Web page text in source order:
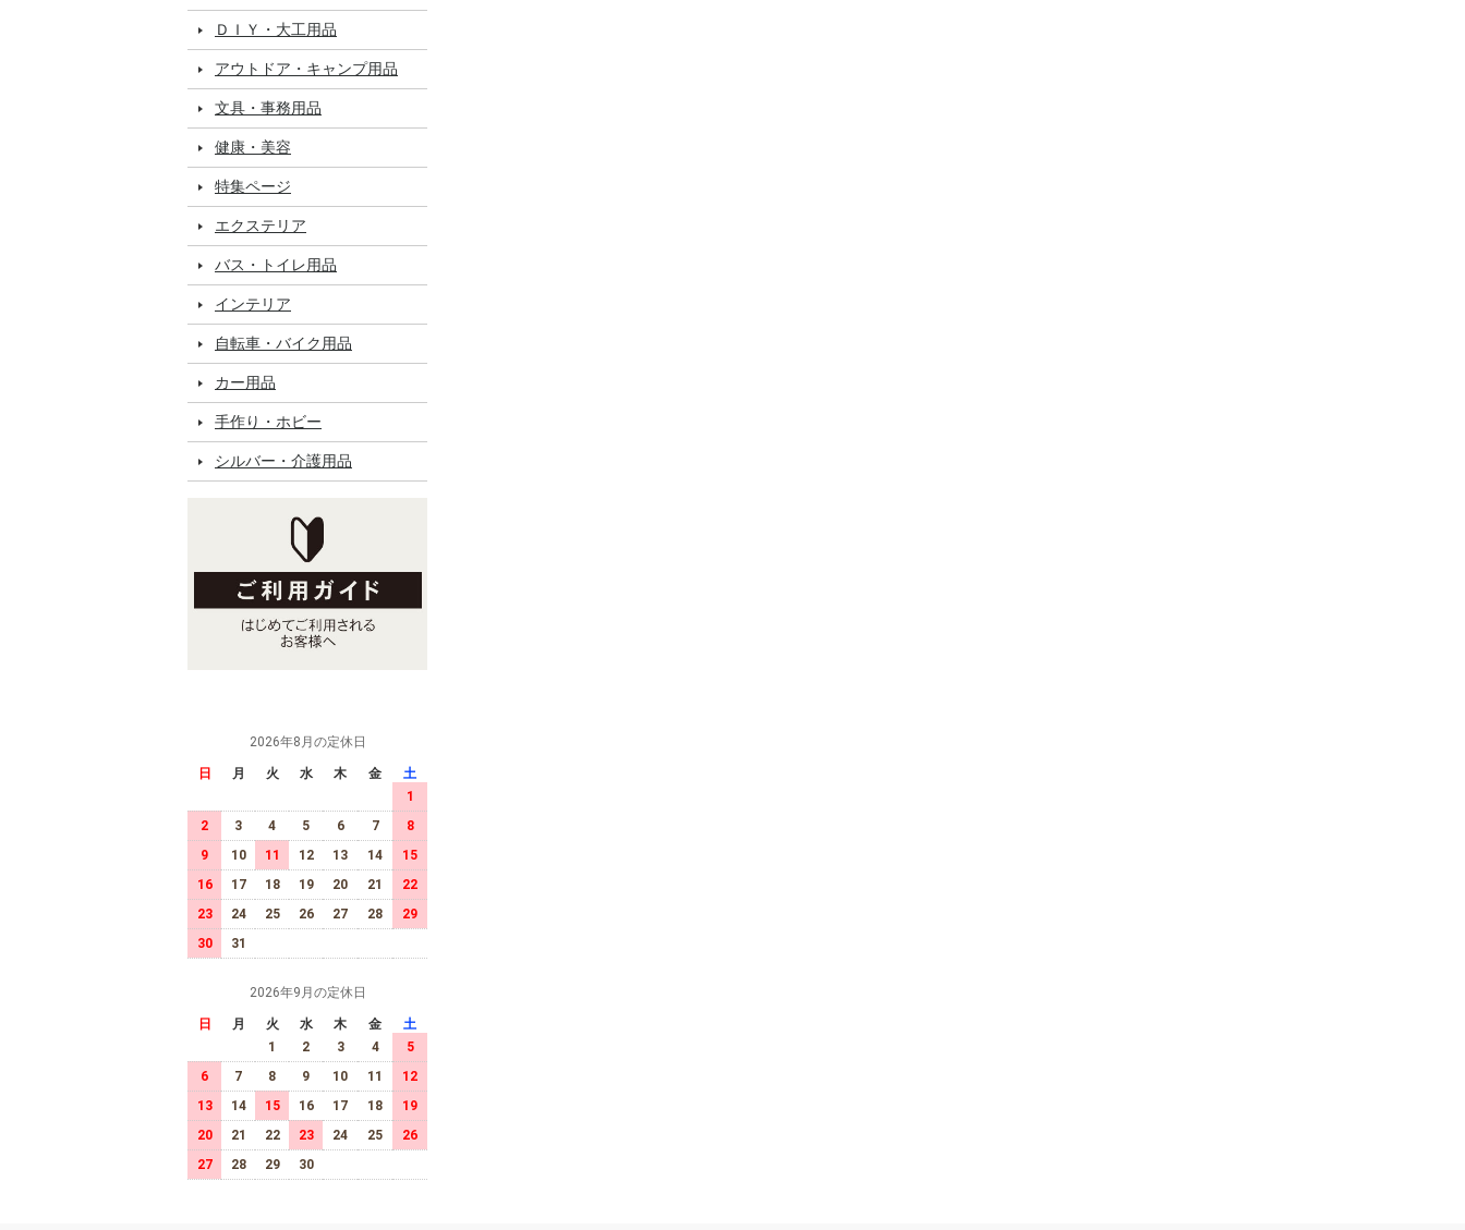
ＤＩＹ・大工用品
アウトドア・キャンプ用品
文具・事務用品
健康・美容
特集ページ
エクステリア
バス・トイレ用品
インテリア
自転車・バイク用品
カー用品
手作り・ホビー
シルバー・介護用品
2026年8月の定休日
日 月 火 水 木 金
土
1
2
3 4 5 6 7
8
9
10 11 12 13 14
15
16
17 18 19 20 21
22
23
24 25 26 27 28
29
30
31
2026年9月の定休日
日 月 火 水 木 金
土
1
2 3 4
5
6
7 8 9 10 11
12
13
14 15 16 17 18
19
20
21 22 23 24 25
26
27
28 29 30